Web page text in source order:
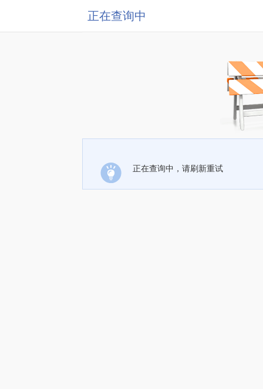
正在查询中
正在查询中，请刷新重试